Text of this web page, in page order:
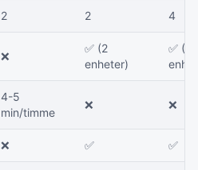
2 2 4
❌
✅ (2
enheter)
✅ (6
4-5
min/timme
❌ ❌
❌ ✅ ✅